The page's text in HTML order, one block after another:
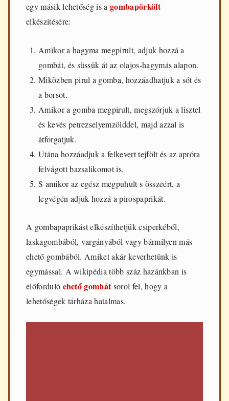
egy másik lehetőség is agombapörkölt
elkészítésére:
Amikor a hagyma megpirult, adjuk hozzá a
gombát, és süssük át az olajos-hagymás alapon.
Miközben pirul a gomba, hozzáadhatjuk a sót és
a borsot.
Amikor a gomba megpirult, megszórjuk a lisztel
és kevés petrezselyemzölddel, majd azzal is
átforgatjuk.
Utána hozzáadjuk a felkevert tejfölt és az apróra
felvágott bazsalikomot is.
S amikor az egész megpuhult s összeért, a
legvégén adjuk hozzá a pirospaprikát.
A gombapaprikást elkészíthetjük csiperkéből,
laskagombából, vargányából vagy bármilyen más
ehető gombából. Amiket akár keverhetünk is
egymással. A wikipédia több száz hazánkban is
előforduló ehető gombátsorol fel, hogy a
lehetőségek tárháza hatalmas.